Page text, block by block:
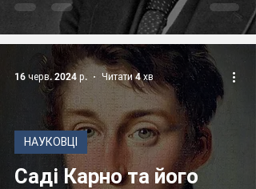
Саді Карно та його
НАУКОВЦІ
16 черв. 2024 р. Читати 4 хв